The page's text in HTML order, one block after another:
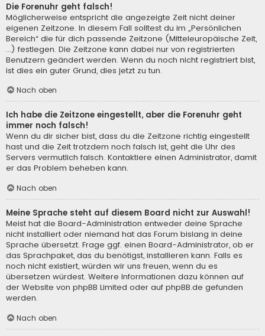
Die Forenuhr geht falsch!
Möglicherweise entspricht die angezeigte Zeit nicht deiner
eigenen Zeitzone. In diesem Fall solltest du im „Persönlichen
Bereich“ die für dich passende Zeitzone (Mitteleuropäische Zeit,
...) festlegen. Die Zeitzone kann dabei nur von registrierten
Benutzern geändert werden. Wenn du noch nicht registriert bist,
ist dies ein guter Grund, dies jetzt zu tun.
Nach oben
Ich habe die Zeitzone eingestellt, aber die Forenuhr geht
immer noch falsch!
Wenn du dir sicher bist, dass du die Zeitzone richtig eingestellt
hast und die Zeit trotzdem noch falsch ist, geht die Uhr des
Servers vermutlich falsch. Kontaktiere einen Administrator, damit
er das Problem beheben kann.
Nach oben
Meine Sprache steht auf diesem Board nicht zur Auswahl!
Meist hat die Board-Administration entweder deine Sprache
nicht installiert oder niemand hat das Forum bislang in deine
Sprache übersetzt. Frage ggf. einen Board-Administrator, ob er
das Sprachpaket, das du benötigst, installieren kann. Falls es
noch nicht existiert, würden wir uns freuen, wenn du es
übersetzen würdest. Weitere Informationen dazu können auf
der Website von phpBB Limited oder auf phpBB.de gefunden
werden.
Nach oben